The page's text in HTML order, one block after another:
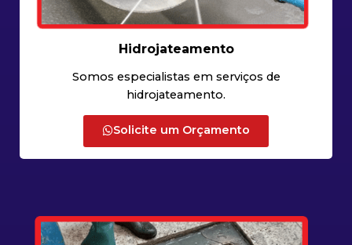
Hidrojateamento
Somos especialistas em serviços de
hidrojateamento.
Solicite um Orçamento